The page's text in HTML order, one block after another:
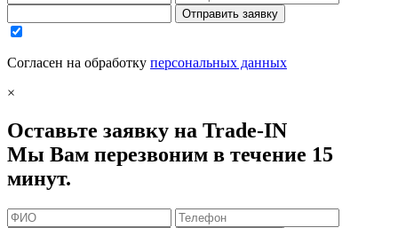
Отправить заявку
Согласен на обработку персональных данных
×
Оставьте заявку на Trade-IN
Мы Вам перезвоним в течение 15
минут.